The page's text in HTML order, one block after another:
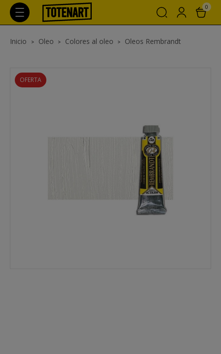
0
Inicio Oleo Colores al oleo Oleos Rembrandt
OFERTA